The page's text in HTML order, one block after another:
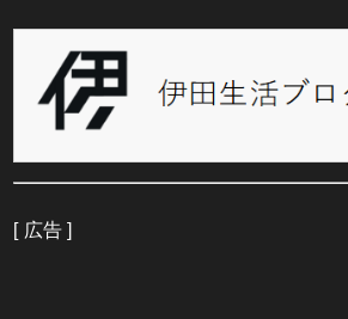
[ 広告 ]